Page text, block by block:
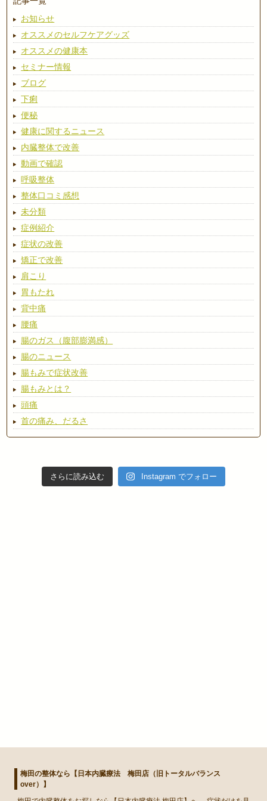
お知らせ
オススメのセルフケアグッズ
オススメの健康本
セミナー情報
ブログ
下痢
便秘
健康に関するニュース
内臓整体で改善
動画で確認
呼吸整体
整体口コミ感想
未分類
症例紹介
症状の改善
矯正で改善
肩こり
胃もたれ
背中痛
腰痛
腸のガス（腹部膨満感）
腸のニュース
腸もみで症状改善
腸もみとは？
頭痛
首の痛み、だるさ
さらに読み込む Instagram でフォロー
梅田の整体なら【日本内臓療法 梅田店（旧トータルバランス
over）】